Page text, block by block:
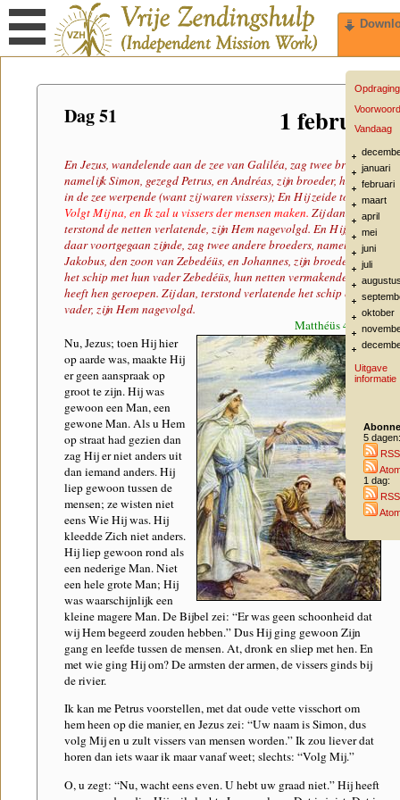
Opdraging
Voorwoord
Vandaag
januari
februari
maart
april
mei
juni
juli
oktober
Uitgave
informatie
5 dagen:
RSS
1 dag:
RSS
1 februari
Dag 51
En Jezus, wandelende aan de zee van Galiléa, zag twee broeders,
namelijk Simon, gezegd Petrus, en Andréas, zijn broeder, het net
in de zee werpende (want zij waren vissers); En Hij zeide tot hen:
Volgt Mij na, en Ik zal u vissers der mensen maken. Zij dan,
terstond de netten verlatende, zijn Hem nagevolgd. En Hij, van
daar voortgegaan zijnde, zag twee andere broeders, namelijk
Jakobus, den zoon van Zebedéüs, en Johannes, zijn broeder, in
het schip met hun vader Zebedéüs, hun netten vermakende, en
heeft hen geroepen. Zij dan, terstond verlatende het schip en hun
vader, zijn Hem nagevolgd.
Matthéüs 4:18-22
Nu, Jezus; toen Hij hier
op aarde was, maakte Hij
er geen aanspraak op
groot te zijn. Hij was
gewoon een Man, een
gewone Man. Als u Hem
op straat had gezien dan
zag Hij er niet anders uit
dan iemand anders. Hij
liep gewoon tussen de
mensen; ze wisten niet
eens Wie Hij was. Hij
kleedde Zich niet anders.
Hij liep gewoon rond als
een nederige Man. Niet
een hele grote Man; Hij
was waarschijnlijk een
kleine magere Man. De Bijbel zei: “Er was geen schoonheid dat
wij Hem begeerd zouden hebben.” Dus Hij ging gewoon Zijn
gang en leefde tussen de mensen. At, dronk en sliep met hen. En
met wie ging Hij om? De armsten der armen, de vissers ginds bij
de rivier.
Ik kan me Petrus voorstellen, met dat oude vette visschort om
hem heen op die manier, en Jezus zei: “Uw naam is Simon, dus
volg Mij en u zult vissers van mensen worden.” Ik zou liever dat
horen dan iets waar ik maar vanaf weet; slechts: “Volg Mij.”
O, u zegt: “Nu, wacht eens even. U hebt uw graad niet.” Hij heeft